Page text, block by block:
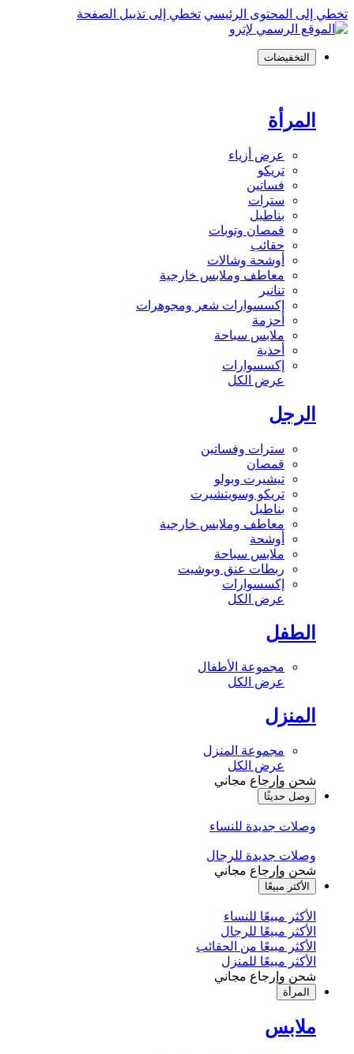
تخطي إلى المحتوى الرئيسي تخطي إلى تذييل الصفحة
التخفيضات
المرأة
عرض أزياء
تريكو
فساتين
سترات
بناطيل
قمصان وتوبات
حقائب
أوشحة وشالات
معاطف وملابس خارجية
تنانير
إكسسوارات شعر ومجوهرات
أحزمة
ملابس سباحة
أحذية
إكسسوارات
عرض الكل
الرجل
سترات وفساتين
قمصان
تيشيرت وبولو
تريكو وسويتشيرت
بناطيل
معاطف وملابس خارجية
أوشحة
ملابس سباحة
ربطات عنق وبوشيت
إكسسوارات
عرض الكل
الطفل
مجموعة الأطفال
عرض الكل
المنزل
مجموعة المنزل
عرض الكل
شحن وإرجاع مجاني
وصل حديثًا
وصلات جديدة للنساء
وصلات جديدة للرجال
شحن وإرجاع مجاني
الأكثر مبيعًا
الأكثر مبيعًا للنساء
الأكثر مبيعًا للرجال
الأكثر مبيعًا من الحقائب
الأكثر مبيعًا للمنزل
شحن وإرجاع مجاني
المرأة
ملابس